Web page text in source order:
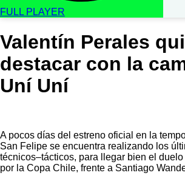
FULL PLAYER
Valentín Perales
destacar con la
Uní Uní
A pocos días del estreno oficial en la
San Felipe se encuentra realizando los
técnicos–tácticos, para llegar bien el
por la Copa Chile, frente a Santiago